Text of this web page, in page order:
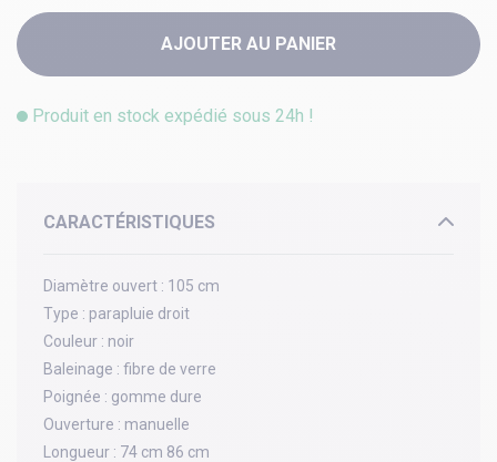
AJOUTER AU PANIER
Produit en stock expédié sous 24h !
CARACTÉRISTIQUES
Diamètre ouvert : 105 cm
Type : parapluie droit
Couleur : noir
Baleinage : fibre de verre
Poignée : gomme dure
Ouverture : manuelle
Longueur : 74 cm 86 cm